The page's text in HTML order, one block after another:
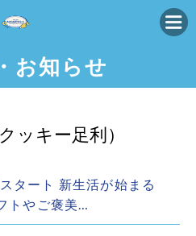
お知らせ
ッキー足利）
タート 新生活が始まる
トやご褒美…